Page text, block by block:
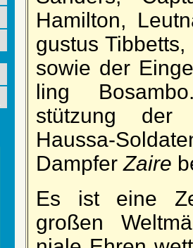
Hamil­ton,
gustus
so­wie der
ling
stützung der
Haussa-
DampferZaire
Es ist eine
großen